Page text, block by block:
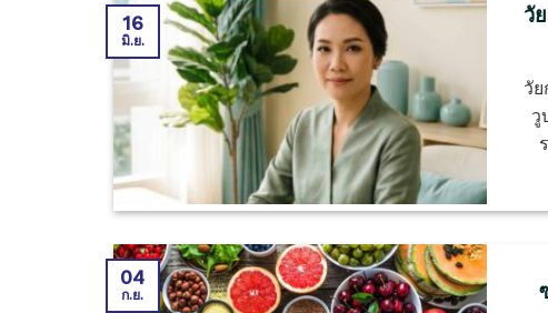
วั
วั
วู
16
มิ.ย.
04
ก.ย.